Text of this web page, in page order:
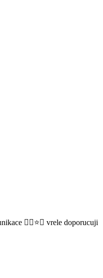
👌🏻⭐️😊 vrele doporucuji